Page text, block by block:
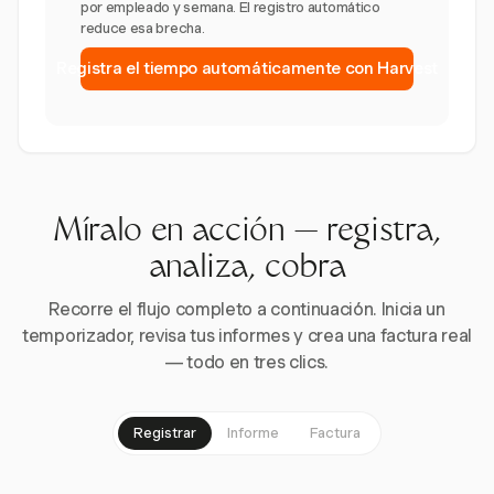
por empleado y semana. El registro automático
reduce esa brecha.
Registra el tiempo automáticamente con Harvest
Míralo en acción — registra,
analiza, cobra
Recorre el flujo completo a continuación. Inicia un
temporizador, revisa tus informes y crea una factura real
— todo en tres clics.
Registrar Informe Factura